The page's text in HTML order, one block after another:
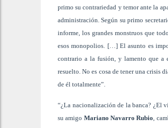
primo su contrariedad y temor ante la
administración. Según su primo
informe, los grandes monstruos que
esos monopolios. […] El asunto es
contrario a la fusión, y lamento que a
resuelto. No es cosa de tener una crisis
de él totalmente”.
“¿La nacionalización de la banca? ¿El
su amigo Mariano Navarro Rubio,